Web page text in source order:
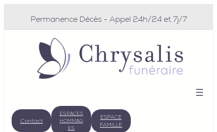
Permanence Décès - Appel 24h/24 et 7j/7
Contact
ESPACES
HOMMAG
ES
ESPACE
FAMILLE